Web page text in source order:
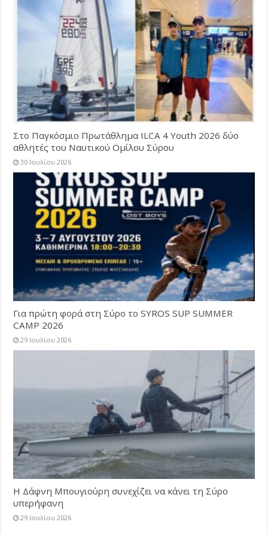
Στο Παγκόσμιο Πρωτάθλημα ILCA 4 Youth 2026 δύο
αθλητές του Ναυτικού Ομίλου Σύρου
30 Ιουλίου 2026
Για πρώτη φορά στη Σύρο το SYROS SUP SUMMER
CAMP 2026
29 Ιουλίου 2026
Η Δάφνη Μπουγιούρη συνεχίζει να κάνει τη Σύρο
υπερήφανη
29 Ιουλίου 2026